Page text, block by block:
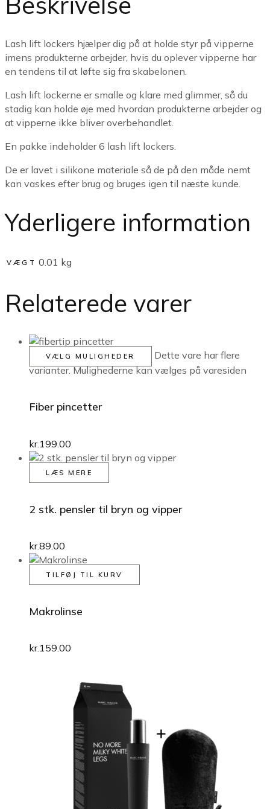
Lash lift lockers hjælper dig på at holde styr på vipperne
imens produkterne arbejder, hvis du oplever vipperne har
en tendens til at løfte sig fra skabelonen.
Lash lift lockerne er smalle og klare med glimmer, så du
stadig kan holde øje med hvordan produkterne arbejder og
at vipperne ikke bliver overbehandlet.
En pakke indeholder 6 lash lift lockers.
De er lavet i silikone materiale så de på den måde nemt
kan vaskes efter brug og bruges igen til næste kunde.
Yderligere information
VÆGT 0.01 kg
Relaterede varer
VÆLG MULIGHEDER
Dette vare har flere
varianter. Mulighederne kan vælges på varesiden
Fiber pincetter
kr. 199.00
LÆS MERE
2 stk. pensler til bryn og vipper
kr.89.00
TILFØJ TIL KURV
Makrolinse
kr. 159.00